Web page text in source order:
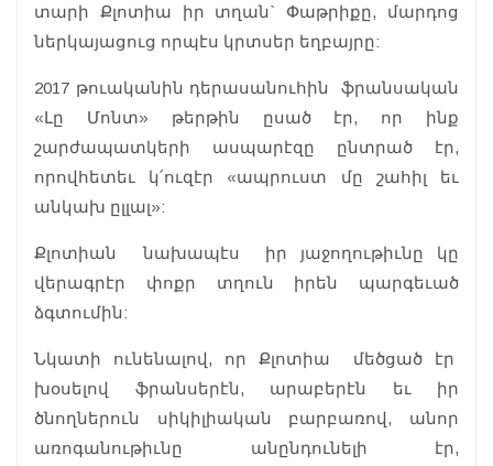
տարի Քլոտիա իր տղան` Փաթրիքը, մարդոց
ներկայացուց որպէս կրտսեր եղբայրը:
2017 թուականին դերասանուհին ֆրանսական
«Լը Մոնտ» թերթին ըսած էր, որ ինք
շարժապատկերի ասպարէզը ընտրած էր,
որովհետեւ կ՛ուզէր «ապրուստ մը շահիլ եւ
անկախ ըլլալ»:
Քլոտիան նախապէս իր յաջողութիւնը կը
վերագրէր փոքր տղուն իրեն պարգեւած
ձգտումին:
Նկատի ունենալով, որ Քլոտիա մեծցած էր
խօսելով ֆրանսերէն, արաբերէն եւ իր
ծնողներուն սիկիլիական բարբառով, անոր
առոգանութիւնը անընդունելի էր,